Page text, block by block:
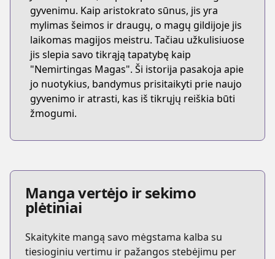
gyvenimu. Kaip aristokrato sūnus, jis yra
mylimas šeimos ir draugų, o magų gildijoje jis
laikomas magijos meistru. Tačiau užkulisiuose
jis slepia savo tikrąją tapatybę kaip
"Nemirtingas Magas". Ši istorija pasakoja apie
jo nuotykius, bandymus prisitaikyti prie naujo
gyvenimo ir atrasti, kas iš tikrųjų reiškia būti
žmogumi.
Manga vertėjo ir sekimo
plėtiniai
Skaitykite mangą savo mėgstama kalba su
tiesioginiu vertimu ir pažangos stebėjimu per